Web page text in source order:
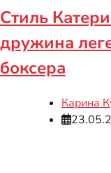
Стиль
дружина
боксера
Карина